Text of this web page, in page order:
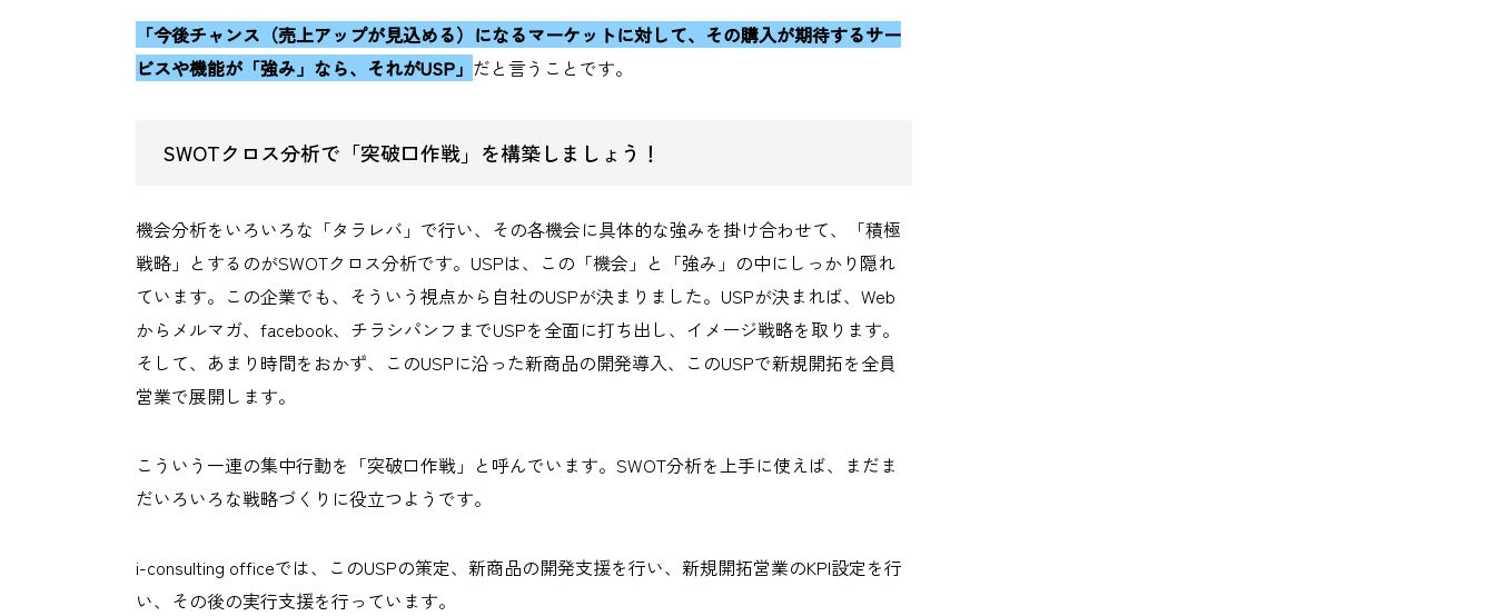
「今後チャンス（売上アップが見込める）になるマーケットに対して、その購入が期待するサー
ビスや機能が「強み」なら、それがUSP」 だと言うことです。
SWOTクロス分析で「突破口作戦」を構築しましょう！
機会分析をいろいろな「タラレバ」で行い、その各機会に具体的な強みを掛け合わせて、「積極
戦略」とするのがSWOTクロス分析です。USPは、この「機会」と「強み」の中にしっかり隠れ
ています。この企業でも、そういう視点から自社のUSPが決まりました。USPが決まれば、Web
からメルマガ、facebook、チラシパンフまでUSPを全面に打ち出し、イメージ戦略を取ります。
そして、あまり時間をおかず、このUSPに沿った新商品の開発導入、このUSPで新規開拓を全員
営業で展開します。
こういう一連の集中行動を「突破口作戦」と呼んでいます。SWOT分析を上手に使えば、まだま
だいろいろな戦略づくりに役立つようです。
i-consulting officeでは、このUSPの策定、新商品の開発支援を行い、新規開拓営業のKPI設定を行
い、その後の実行支援を行っています。